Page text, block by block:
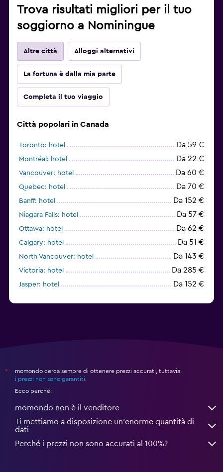
Trova risultati migliori per il tuo
soggiorno a Nominingue
Altre città Alloggi alternativi
La fortuna è dalla mia parte
Completa il tuo viaggio
Città popolari in Canada
Toronto: hotel Da 59 €
Montréal: hotel Da 22 €
Vancouver: hotel Da 60 €
Quebec: hotel Da 70 €
Banff: hotel Da 152 €
Niagara Falls: hotel Da 57 €
Ottawa: hotel Da 62 €
Calgary: hotel Da 51 €
North Vancouver: hotel Da 143 €
Victoria: hotel Da 285 €
Jasper: hotel Da 152 €
*
momondo cerca sempre di ottenere prezzi accurati, tuttavia,
i prezzi non sono garantiti
Ecco perché:
momondo non è il venditore
Ti mettiamo a disposizione un’enorme quantità di
dati
Perché i prezzi non sono accurati al 100%?